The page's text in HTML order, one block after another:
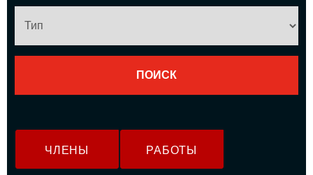
ЧЛЕНЫ РАБОТЫ